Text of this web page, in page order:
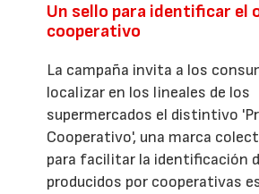
Un sello para identificar el
cooperativo
La campaña invita a los
localizar en los lineales de los
supermercados el distintivo
Cooperativo', una marca
para facilitar la identificación
producidos por cooperativas